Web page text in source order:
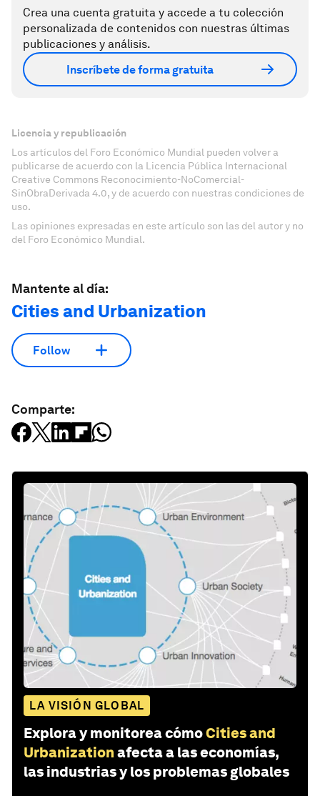
Crea una cuenta gratuita y accede a tu colección
personalizada de contenidos con nuestras últimas
publicaciones y análisis.
Inscríbete de forma gratuita
Licencia y republicación
Los artículos del Foro Económico Mundial pueden volver a
publicarse de acuerdo con la Licencia Pública Internacional
Creative Commons Reconocimiento-NoComercial-
SinObraDerivada 4.0, y de acuerdo con nuestras condiciones de
uso.
Las opiniones expresadas en este artículo son las del autor y no
del Foro Económico Mundial.
Mantente al día:
Cities and Urbanization
Follow
Comparte:
LA VISIÓN GLOBAL
Explora y monitorea cómoCities and
Urbanization afecta a las economías,
las industrias y los problemas globales